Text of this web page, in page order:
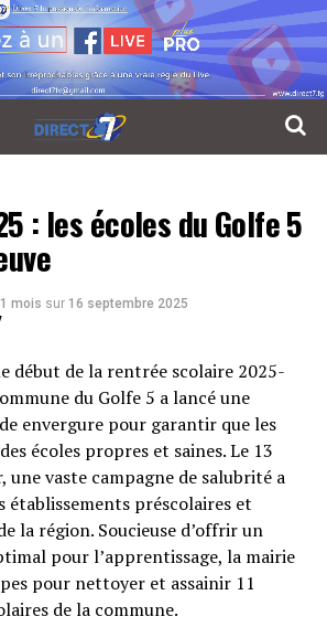
: les écoles du Golfe 5
mois sur 16 septembre 2025
début de la rentrée scolaire 2025-
du Golfe 5 a lancé une
envergure pour garantir que les
écoles propres et saines. Le 13
une vaste campagne de salubrité a
établissements préscolaires et
la région. Soucieuse d’offrir un
pour l’apprentissage, la mairie
pour nettoyer et assainir 11
de la commune.